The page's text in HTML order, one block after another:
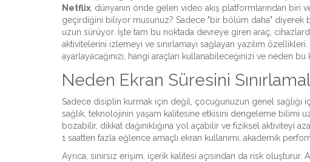
Netflix dünyanın önde gelen video akış platformlarından biri
geçirdiğini biliyor musunuz? Sadece "bir bölüm daha" diyerek
uzun sürüyor. İşte tam bu noktada devreye giren araç,
aktivitelerini izlemeyi ve sınırlamayı sağlayan yazılım özellikleri
ayarlayacağınızı, hangi araçları kullanabileceğinizi ve neden
Neden Ekran Süresini
Sadece disiplin kurmak için değil, çocuğunuzun genel sağlığı
sağlık teknolojinin yaşam kalitesine etkisini dengeleme bilimi
bozabilir, dikkat dağınıklığına yol açabilir ve fiziksel aktiviteyi
1 saatten fazla eğlence amaçlı ekran kullanımı, akademik
Ayrıca, sınırsız erişim, içerik kalitesi açısından da risk